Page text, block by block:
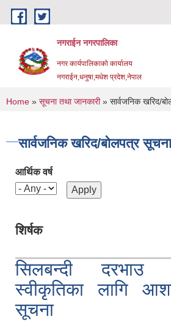
Skip to main content
नगराईन नगरपालिका
नगर कार्यपालिकाको कार्यालय
नगराईन,धनुषा,मधेश प्रदेश,नेपाल
You are here
Home » सूचना तथा जानकारी» सार्वजनिक खरिद/
सार्वजनिक खरिद/बोलपत्र सूचना
आर्थिक वर्ष
शिर्षक
सिलबन्दी दरभाउ
स्वीकृतिका लागि
सूचना